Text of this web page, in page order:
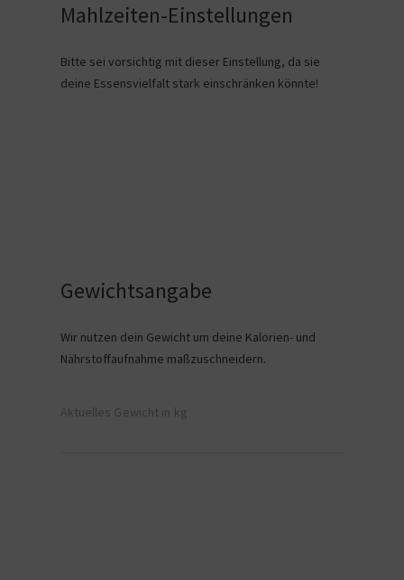
Mahlzeiten-Einstellungen
Bitte sei vorsichtig mit dieser Einstellung, da sie
deine Essensvielfalt stark einschränken könnte!
Gewichtsangabe
Wir nutzen dein Gewicht um deine Kalorien- und
Nährstoffaufnahme maßzuschneidern.
Aktuelles Gewicht in kg